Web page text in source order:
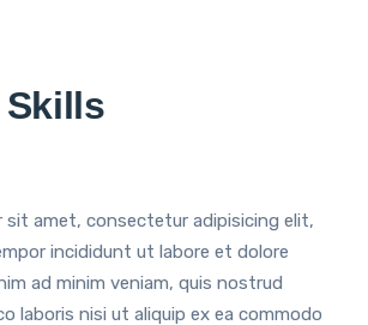
Skills
sit amet, consectetur adipisicing elit,
incididunt ut labore et dolore
ad minim veniam, quis nostrud
laboris nisi ut aliquip ex ea commodo